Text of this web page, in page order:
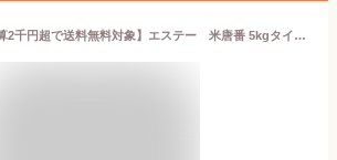
【夜の市★合算2千円超で送料無料対象】エステー 米唐番 5kgタイプ ( お米用防虫剤 ) ( 4901070907212 )